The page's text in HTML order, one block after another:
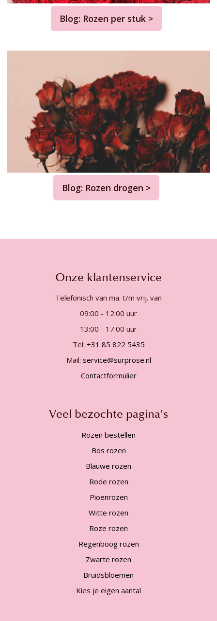
Blog: Rozen per stuk >
Blog: Rozen drogen >
Onze klantenservice
Telefonisch van ma. t/m vrij. van
09:00 - 12:00 uur
13:00 - 17:00 uur
Tel: +31 85 822 5435
Mail: service@surprose.nl
Contactformulier
Veel bezochte pagina's
Rozen bestellen
Bos rozen
Blauwe rozen
Rode rozen
Pioenrozen
Witte rozen
Roze rozen
Regenboog rozen
Zwarte rozen
Bruidsbloemen
Kies je eigen aantal